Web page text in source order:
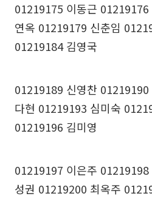
01219175 이동근
연옥 01219179 신춘임
01219184 김영국
01219189 신영찬
다현 01219193 심미숙
01219196 김미영
01219197 이은주
성권 01219200 최옥주